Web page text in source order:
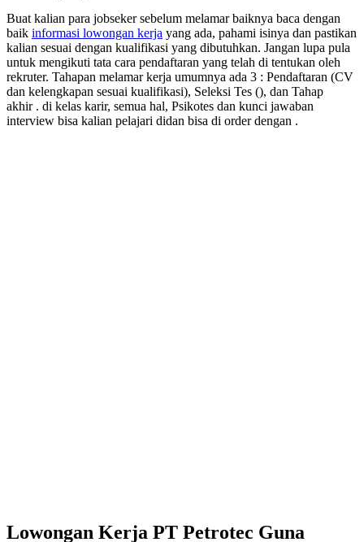
Buat kalian para jobseker sebelum melamar baiknya baca dengan
baik informasi lowongan kerja yang ada, pahami isinya dan pastikan
kalian sesuai dengan kualifikasi yang dibutuhkan. Jangan lupa pula
untuk mengikuti tata cara pendaftaran yang telah di tentukan oleh
rekruter. Tahapan melamar kerja umumnya ada 3 : Pendaftaran (CV
dan kelengkapan sesuai kualifikasi), Seleksi Tes (), dan Tahap
akhir . di kelas karir, semua hal, Psikotes dan kunci jawaban
interview bisa kalian pelajari didan bisa di order dengan .
Lowongan Kerja PT Petrotec Guna